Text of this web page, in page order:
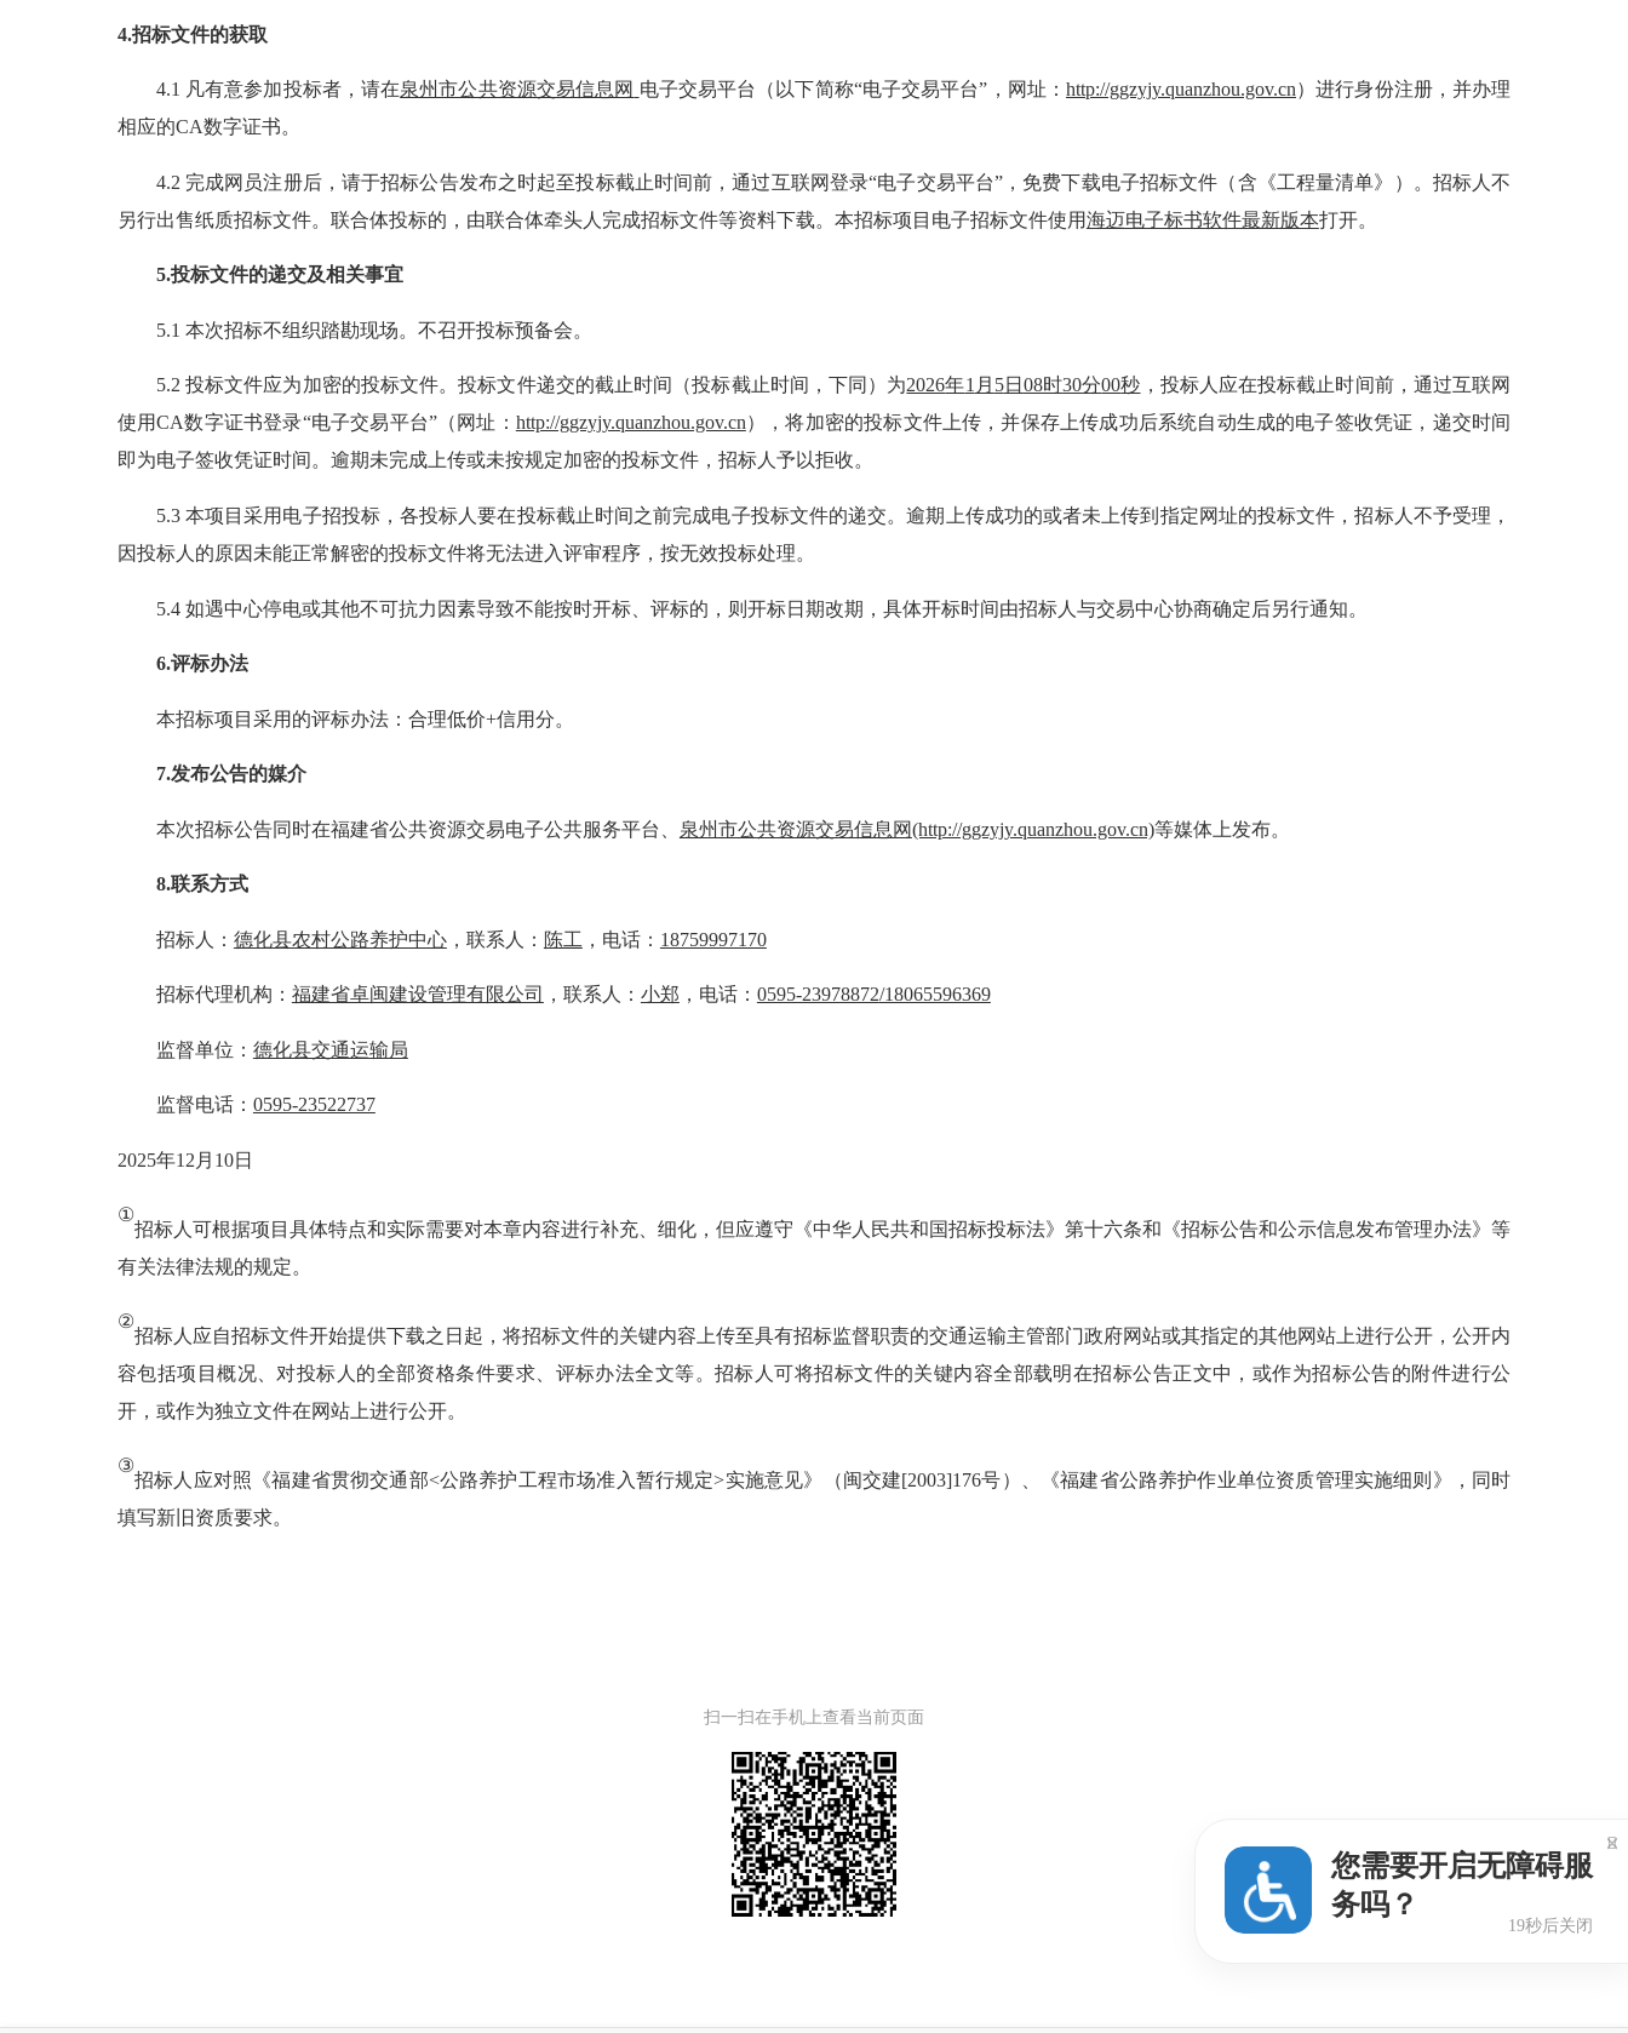
4.招标文件的获取
4.1 凡有意参加投标者，请在泉州市公共资源交易信息网 电子交易平台（以下简称“电子交易平台”，网址： http://ggzyjy.quanzhou.gov.cn）进行身份注册，并办理
相应的CA数字证书。
4.2 完成网员注册后，请于招标公告发布之时起至投标截止时间前，通过互联网登录“电子交易平台”，免费下载电子招标文件（含《工程量清单》）。招标人不
另行出售纸质招标文件。联合体投标的，由联合体牵头人完成招标文件等资料下载。本招标项目电子招标文件使用海迈电子标书软件最新版本打开。
5.投标文件的递交及相关事宜
5.1 本次招标不组织踏勘现场。不召开投标预备会。
5.2 投标文件应为加密的投标文件。投标文件递交的截止时间（投标截止时间，下同）为2026年1月 5日 08时30分00秒 ，投标人应在投标截止时间前，通过互联网
使用CA数字证书登录“电子交易平台”（网址： http://ggzyjy.quanzhou.gov.cn），将加密的投标文件上传，并保存上传成功后系统自动生成的电子签收凭证，递交时间
即为电子签收凭证时间。逾期未完成上传或未按规定加密的投标文件，招标人予以拒收。
5.3 本项目采用电子招投标，各投标人要在投标截止时间之前完成电子投标文件的递交。逾期上传成功的或者未上传到指定网址的投标文件，招标人不予受理，
因投标人的原因未能正常解密的投标文件将无法进入评审程序，按无效投标处理。
5.4 如遇中心停电或其他不可抗力因素导致不能按时开标、评标的，则开标日期改期，具体开标时间由招标人与交易中心协商确定后另行通知。
6.评标办法
本招标项目采用的评标办法：合理低价+信用分。
7.发布公告的媒介
本次招标公告同时在福建省公共资源交易电子公共服务平台、 泉州市公共资源交易信息网(http://ggzyjy.quanzhou.gov.cn)等媒体上发布。
8.联系方式
招标人： 德化县农村公路养护中心，联系人： 陈工 ，电话： 18759997170
招标代理机构： 福建省卓闽建设管理有限公司 ，联系人： 小郑 ，电话： 0595-23978872/18065596369
监督单位： 德化县交通运输局
监督电话： 0595-23522737
2025年12 月 10日
①
招标人可根据项目具体特点和实际需要对本章内容进行补充、细化，但应遵守《中华人民共和国招标投标法》第十六条和《招标公告和公示信息发布管理办法》等
有关法律法规的规定。
②
招标人应自招标文件开始提供下载之日起，将招标文件的关键内容上传至具有招标监督职责的交通运输主管部门政府网站或其指定的其他网站上进行公开，公开内
容包括项目概况、对投标人的全部资格条件要求、评标办法全文等。招标人可将招标文件的关键内容全部载明在招标公告正文中，或作为招标公告的附件进行公
开，或作为独立文件在网站上进行公开。
③
招标人应对照《福建省贯彻交通部<公路养护工程市场准入暂行规定>实施意见》（闽交建[2003]176号）、《福建省公路养护作业单位资质管理实施细则》，同时
填写新旧资质要求。
扫一扫在手机上查看当前页面
您需要开启无障碍服
务吗？
18秒后关闭
